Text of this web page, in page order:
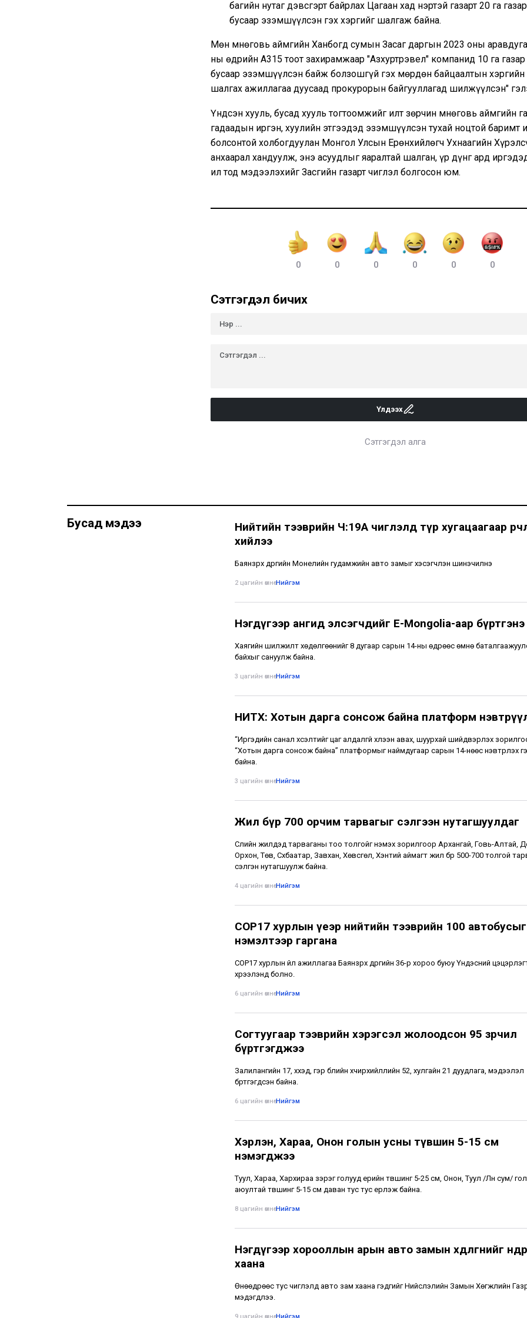
багийн нутаг дэвсгэрт байрлах Цагаан хад нэртэй газарт 20 га
бусаар эзэмшүүлсэн гэх хэргийг шалгаж байна.
Мөн Өмнөговь аймгийн Ханбогд сумын Засаг даргын 2023 оны
ны өдрийн А315 тоот захирамжаар "Азхуртрэвел" компанид 10 га газар
бусаар эзэмшүүлсэн байж болзошгүй гэх мөрдөн байцаалтын
шалгах ажиллагаа дуусаад прокурорын байгууллагад шилжүүлсэн"
Үндсэн хууль, бусад хууль тогтоомжийг илт зөрчин Өмнөговь аймгийн
гадаадын иргэн, хуулийн этгээдэд эзэмшүүлсэн тухай ноцтой баримт
болсонтой холбогдуулан Монгол Улсын Ерөнхийлөгч Ухнаагийн
анхаарал хандуулж, энэ асуудлыг яаралтай шалган, үр дүнг ард
ил тод мэдээлэхийг Засгийн газарт чиглэл болгосон юм.
0 0 0 0 0 0
Сэтгэгдэл бичих
Үлдээх
Сэтгэгдэл алга
Бусад мэдээ
Нийтийн тээврийн Ч:19А чиглэлд түр хугацаагаар
хийлээ
Баянзүрх дүүргийн Монелийн гудамжийн авто замыг хэсэгчлэн шинэчилнэ
2 цагийн өмнө•Нийгэм
Нэгдүгээр ангид элсэгчдийг E-Mongolia-аар бүртгэнэ
Хаягийн шилжилт хөдөлгөөнийг 8 дугаар сарын 14-ны өдрөөс өмнө
байхыг сануулж байна.
3 цагийн өмнө•Нийгэм
НИТХ: Хотын дарга сонсож байна платформ
“Иргэдийн санал хүсэлтийг цаг алдалгүй хүлээн авах, шуурхай шийдвэрлэх
“Хотын дарга сонсож байна” платформыг наймдугаар сарын 14-нөөс нэвтрүүлэх
байна.
3 цагийн өмнө•Нийгэм
Жил бүр 700 орчим тарвагыг сэлгээн нутагшуулдаг
Сүүлийн жилүүдэд тарваганы тоо толгойг нэмэх зорилгоор Архангай, Говь-Алтай,
Орхон, Төв, Сүхбаатар, Завхан, Хөвсгөл, Хэнтий аймагт жил бүр 500-700 толгой
сэлгэн нутагшуулж байна.
4 цагийн өмнө•Нийгэм
СОР17 хурлын үеэр нийтийн тээврийн 100 автобусыг
нэмэлтээр гаргана
СОР17 хурлын үйл ажиллагаа Баянзүрх дүүргийн 36-р хороо буюу Үндэсний
хүрээлэнд болно.
6 цагийн өмнө•Нийгэм
Согтуугаар тээврийн хэрэгсэл жолоодсон 95 зөрчил
бүртгэгджээ
Залилангийн 17, хүүхэд, гэр бүлийн хүчирхийллийн 52, хулгайн 21 дуудлага, мэдээлэл
бүртгэгдсэн байна.
6 цагийн өмнө•Нийгэм
Хэрлэн, Хараа, Онон голын усны түвшин 5-15 см
нэмэгджээ
Туул, Хараа, Хархираа зэрэг голууд үерийн түвшинг 5-25 см, Онон, Туул /Лүн сум/ гол
аюултай түвшинг 5-15 см даван тус тус үерлэж байна.
8 цагийн өмнө•Нийгэм
Нэгдүгээр хорооллын арын авто замын хөдөлгөөнийг
хаана
Өнөөдрөөс тус чиглэлд авто зам хаана гэдгийг Нийслэлийн Замын Хөгжлийн
мэдэгдлээ.
9 цагийн өмнө•Нийгэм